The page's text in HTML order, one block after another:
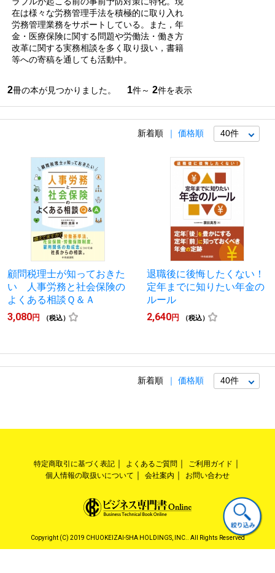
在は様々な労務管理手法を積極的に取り入れ
労務管理業務をサポートしている。また，年
金・医療保険に関する問題や労働法・働き方
改革に関する実務相談を多く取り扱い，書籍
等への寄稿を通しても活動中。
2冊の本が見つかりました。 1件～ 2件を表示
新着順 価格順
顧問税理士が知っておきた
い 人事労務と社会保険の
よくある相談Ｑ＆Ａ
3,080円 （税込）
退職後に後悔したくない！
定年までに知りたい年金の
ルール
2,640円 （税込）
新着順 価格順
特定商取引に基づく表記 よくあるご質問
ご利用ガイド
個人情報の取扱いについて
会社案内 お問い合わせ
Copyright (C) 2019 CHUOKEIZAI-SHA HOLDINGS, INC.. All Rights Reserved